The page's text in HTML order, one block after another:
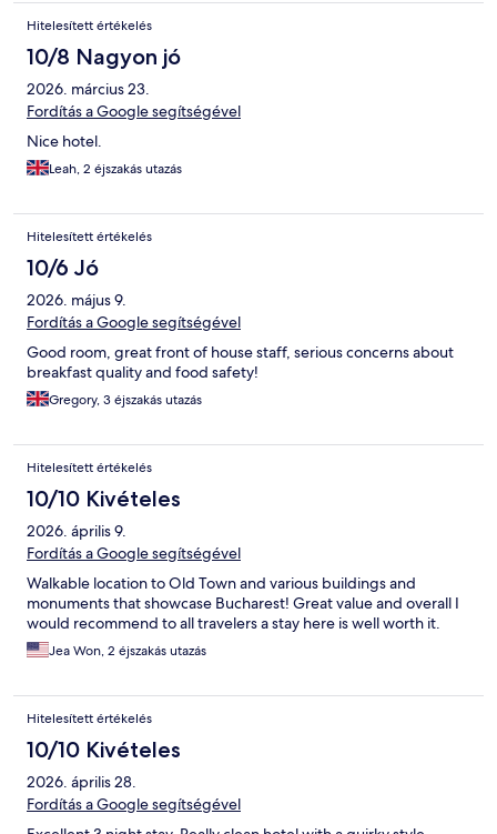
Hitelesített értékelés
10/8 Nagyon jó
2026. március 23.
Fordítás a Google segítségével
Nice hotel.
Leah, 2 éjszakás utazás
Hitelesített értékelés
10/6 Jó
2026. május 9.
Fordítás a Google segítségével
Good room, great front of house staff, serious concerns about
breakfast quality and food safety!
Gregory, 3 éjszakás utazás
Hitelesített értékelés
10/10 Kivételes
2026. április 9.
Fordítás a Google segítségével
Walkable location to Old Town and various buildings and
monuments that showcase Bucharest! Great value and overall I
would recommend to all travelers a stay here is well worth it.
Jea Won, 2 éjszakás utazás
Hitelesített értékelés
10/10 Kivételes
2026. április 28.
Fordítás a Google segítségével